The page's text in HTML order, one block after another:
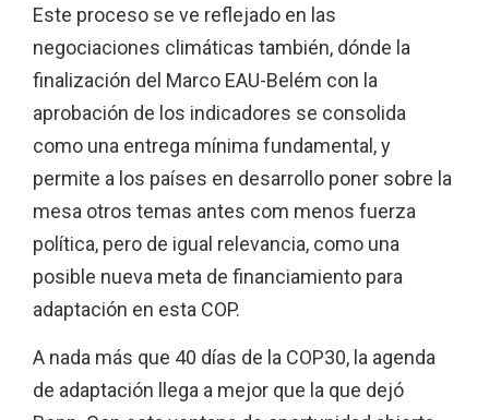
Este proceso se ve reflejado en las
negociaciones climáticas también, dónde la
finalización del Marco EAU-Belém con la
aprobación de los indicadores se consolida
como una entrega mínima fundamental, y
permite a los países en desarrollo poner sobre la
mesa otros temas antes com menos fuerza
política, pero de igual relevancia, como una
posible nueva meta de financiamiento para
adaptación en esta COP.
A nada más que 40 días de la COP30, la agenda
de adaptación llega a mejor que la que dejó